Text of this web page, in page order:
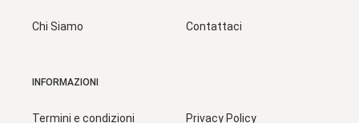
Chi Siamo Contattaci
INFORMAZIONI
Termini e condizioni
Privacy Policy